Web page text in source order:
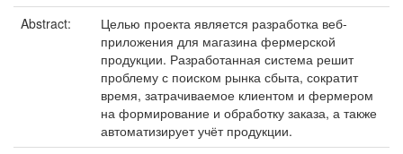
Abstract:
Целью проекта является разработка веб-
приложения для магазина фермерской
продукции. Разработанная система решит
проблему с поиском рынка сбыта, сократит
время, затрачиваемое клиентом и фермером
на формирование и обработку заказа, а также
автоматизирует учёт продукции.